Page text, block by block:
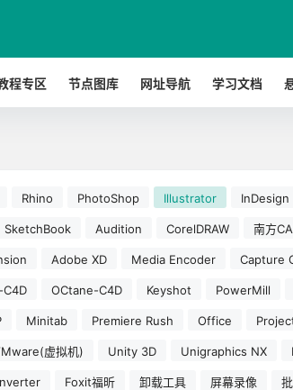
程专区 节点图库 网址导航 学习文档
Rhino PhotoShop Illustrator InDesign
SketchBook Audition CorelDRAW 南方
Adobe XD Media Encoder Capture
OCtane-C4D Keyshot PowerMill
Minitab Premiere Rush Office
虚拟机) Unity 3D Unigraphics NX
Foxit福昕 卸载工具 屏幕录像